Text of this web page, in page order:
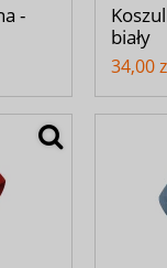
-
biały
34,00